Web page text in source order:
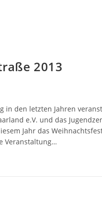
2013
in den letzten Jahren
e.V. und das
Jahr das
Veranstaltung…